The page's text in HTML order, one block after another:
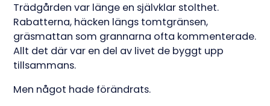
Trädgården var länge en självklar stolthet.
Rabatterna, häcken längs tomtgränsen,
gräsmattan som grannarna ofta kommenterade.
Allt det där var en del av livet de byggt upp
tillsammans.
Men något hade förändrats.